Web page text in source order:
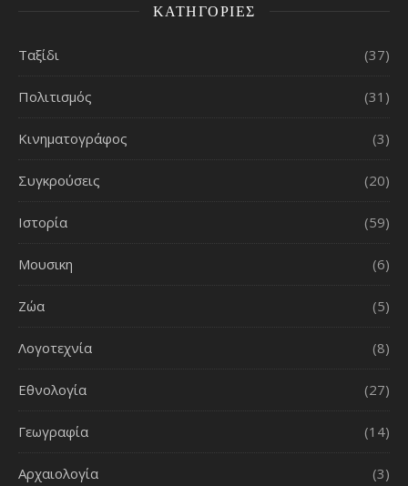
ΚΑΤΗΓΟΡΊΕΣ
Ταξίδι (37)
Πολιτισμός (31)
Κινηματογράφος (3)
Συγκρούσεις (20)
Ιστορία (59)
Μουσικη (6)
Ζώα (5)
Λογοτεχνία (8)
Εθνολογία (27)
Γεωγραφία (14)
Αρχαιολογία (3)